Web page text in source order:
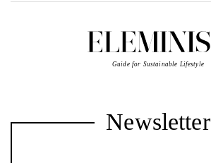
Guide for Sustainable Lifestyle
Newsletter